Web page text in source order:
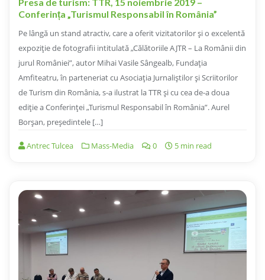
Conferința „Turismul Responsabil în România”
Pe lângă un stand atractiv, care a oferit vizitatorilor și o excelentă
expoziție de fotografii intitulată „Călătoriile AJTR – La Românii din
jurul României”, autor Mihai Vasile Sângealb, Fundația
Amfiteatru, în parteneriat cu Asociația Jurnaliștilor și Scriitorilor
de Turism din România, s-a ilustrat la TTR și cu cea de-a doua
ediție a Conferinței „Turismul Responsabil în România”. Aurel
Borșan, președintele […]
Antrec Tulcea Mass-Media 0 5 min read